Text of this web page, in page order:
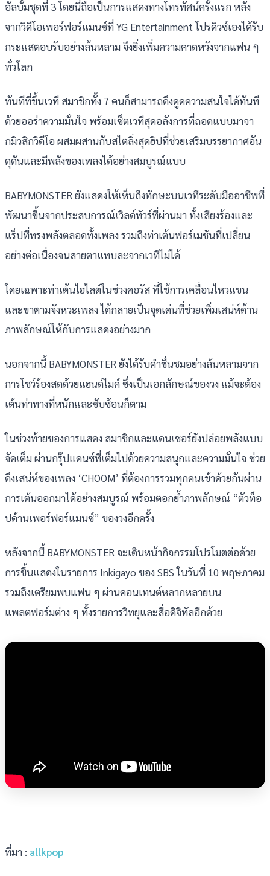
อัลบั้มชุดที่ 3 โดยนี่ถือเป็นการแสดงทางโทรทัศน์ครั้งแรก หลัง
จากวิดีโอเพอร์ฟอร์แมนซ์ที่ YG Entertainment โปรดิวซ์เองได้รับ
กระแสตอบรับอย่างล้นหลาม จึงยิ่งเพิ่มความคาดหวังจากแฟน ๆ
ทั่วโลก
ทันทีที่ขึ้นเวที สมาชิกทั้ง 7 คนก็สามารถดึงดูดความสนใจได้ทันที
ด้วยออร่าความมั่นใจ พร้อมเซ็ตเวทีสุดอลังการที่ถอดแบบมาจา
กมิวสิกวิดีโอ ผสมผสานกับสไตลิ่งสุดฮิปที่ช่วยเสริมบรรยากาศอัน
ดุดันและมีพลังของเพลงได้อย่างสมบูรณ์แบบ
BABYMONSTER ยังแสดงให้เห็นถึงทักษะบนเวทีระดับมืออาชีพที่
พัฒนาขึ้นจากประสบการณ์เวิลด์ทัวร์ที่ผ่านมา ทั้งเสียงร้องและ
แร็ปที่ทรงพลังตลอดทั้งเพลง รวมถึงท่าเต้นฟอร์เมชันที่เปลี่ยน
อย่างต่อเนื่องจนสายตาแทบละจากเวทีไม่ได้
โดยเฉพาะท่าเต้นไฮไลต์ในช่วงคอรัส ที่ใช้การเคลื่อนไหวแขน
และขาตามจังหวะเพลง ได้กลายเป็นจุดเด่นที่ช่วยเพิ่มเสน่ห์ด้าน
ภาพลักษณ์ให้กับการแสดงอย่างมาก
นอกจากนี้ BABYMONSTER ยังได้รับคำชื่นชมอย่างล้นหลามจาก
การโชว์ร้องสดด้วยแฮนด์ไมค์ ซึ่งเป็นเอกลักษณ์ของวง แม้จะต้อง
เต้นท่าทางที่หนักและซับซ้อนก็ตาม
ในช่วงท้ายของการแสดง สมาชิกและแดนเซอร์ยังปล่อยพลังแบบ
จัดเต็ม ผ่านกรุ๊ปแดนซ์ที่เต็มไปด้วยความสนุกและความมั่นใจ ช่วย
ดึงเสน่ห์ของเพลง ‘CHOOM’ ที่ต้องการรวมทุกคนเข้าด้วยกันผ่าน
การเต้นออกมาได้อย่างสมบูรณ์ พร้อมตอกย้ำภาพลักษณ์ “ตัวท็อ
ปด้านเพอร์ฟอร์แมนซ์” ของวงอีกครั้ง
หลังจากนี้ BABYMONSTER จะเดินหน้ากิจกรรมโปรโมตต่อด้วย
การขึ้นแสดงในรายการ Inkigayo ของ SBS ในวันที่ 10 พฤษภาคม
รวมถึงเตรียมพบแฟน ๆ ผ่านคอนเทนต์หลากหลายบน
แพลตฟอร์มต่าง ๆ ทั้งรายการวิทยุและสื่อดิจิทัลอีกด้วย
ที่มา : allkpop